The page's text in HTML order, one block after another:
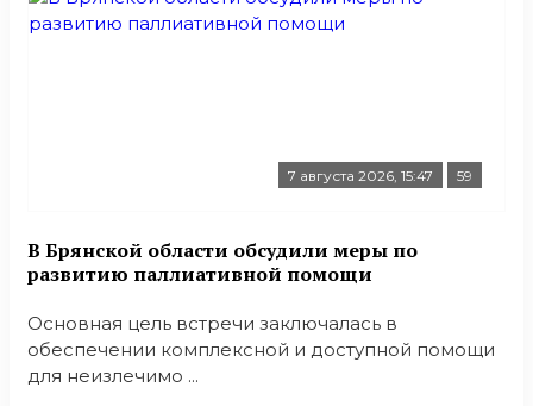
7 августа 2026, 15:47 59
В Брянской области обсудили меры по
развитию паллиативной помощи
Основная цель встречи заключалась в
обеспечении комплексной и доступной помощи
для неизлечимо ...